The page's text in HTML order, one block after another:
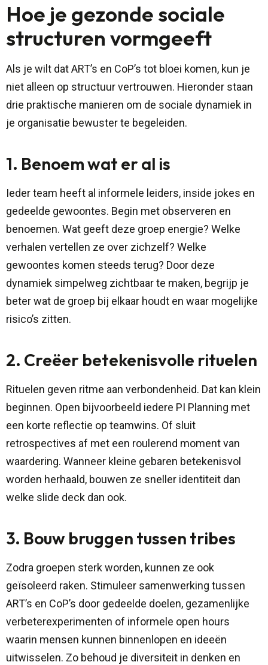
Hoe je gezonde sociale
structuren vormgeeft
Als je wilt dat ART’s en CoP’s tot bloei komen, kun je
niet alleen op structuur vertrouwen. Hieronder staan
drie praktische manieren om de sociale dynamiek in
je organisatie bewuster te begeleiden.
1. Benoem wat er al is
Ieder team heeft al informele leiders, inside jokes en
gedeelde gewoontes. Begin met observeren en
benoemen. Wat geeft deze groep energie? Welke
verhalen vertellen ze over zichzelf? Welke
gewoontes komen steeds terug? Door deze
dynamiek simpelweg zichtbaar te maken, begrijp je
beter wat de groep bij elkaar houdt en waar mogelijke
risico’s zitten.
2. Creëer betekenisvolle rituelen
Rituelen geven ritme aan verbondenheid. Dat kan klein
beginnen. Open bijvoorbeeld iedere PI Planning met
een korte reflectie op teamwins. Of sluit
retrospectives af met een roulerend moment van
waardering. Wanneer kleine gebaren betekenisvol
worden herhaald, bouwen ze sneller identiteit dan
welke slide deck dan ook.
3. Bouw bruggen tussen tribes
Zodra groepen sterk worden, kunnen ze ook
geïsoleerd raken. Stimuleer samenwerking tussen
ART’s en CoP’s door gedeelde doelen, gezamenlijke
verbeterexperimenten of informele open hours
waarin mensen kunnen binnenlopen en ideeën
uitwisselen. Zo behoud je diversiteit in denken en